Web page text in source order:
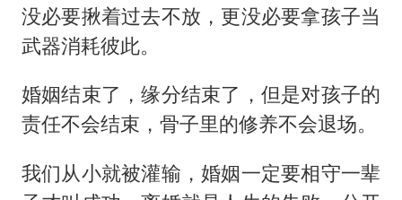
没必要揪着过去不放，更没必要拿孩子当
武器消耗彼此。
婚姻结束了，缘分结束了，但是对孩子的
责任不会结束，骨子里的修养不会退场。
我们从小就被灌输，婚姻一定要相守一辈